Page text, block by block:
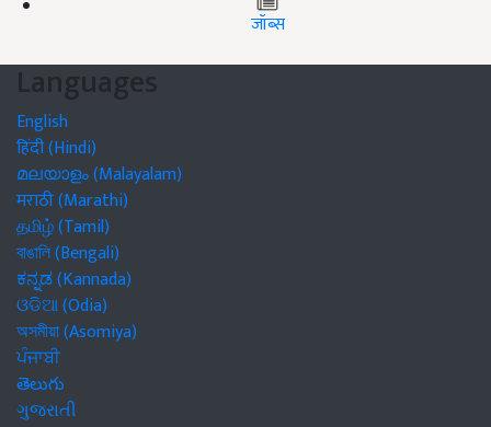
जॉब्स
Languages
English
हिंदी (Hindi)
മലയാളം (Malayalam)
मराठी (Marathi)
தமிழ் (Tamil)
বাঙালি (Bengali)
ಕನ್ನಡ (Kannada)
ଓଡିଆ (Odia)
অসমীয়া (Asomiya)
ਪੰਜਾਬੀ
తెలుగు
ગુજરાતી